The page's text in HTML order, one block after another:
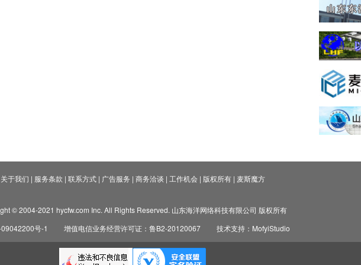
关于我们 | 服务条款 | 联系方式| 广告服务 | 商务洽谈 | 工作机会| 版权所有| 麦斯魔方
© 2004-2021 hycfw.com Inc. All Rights Reserved. 山东海洋网络科技有限公司 版权所有
号-1
增值电信业务经营许可证：鲁B2-20120067 技术支持：MofyiStudio